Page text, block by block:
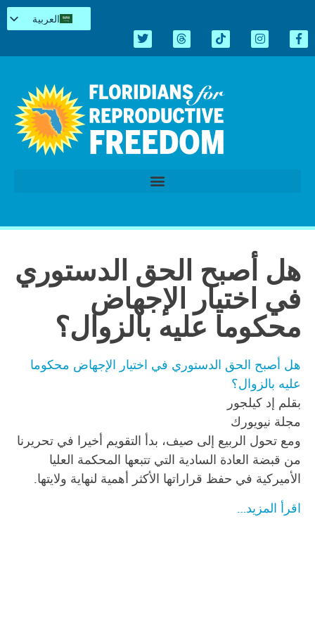
العربية
Español
简体中文
Tiếng Việt
اردو
هل أصبح الحق الدستوري
في اختيار الإجهاض
محكوما عليه بالزوال؟
هل أصبح الحق الدستوري في اختيار الإجهاض محكوما
عليه بالزوال؟
بقلم إد كيلجور
مجلة نيويورك
ومع تحول الربيع إلى صيف، بدأ التقويم أخيرا في تحريرنا
من قبضة العادة السادية التي تتبعها المحكمة العليا
الأميركية في حفظ قراراتها الأكثر أهمية لنهاية ولايتها.
اقرأ المزيد…